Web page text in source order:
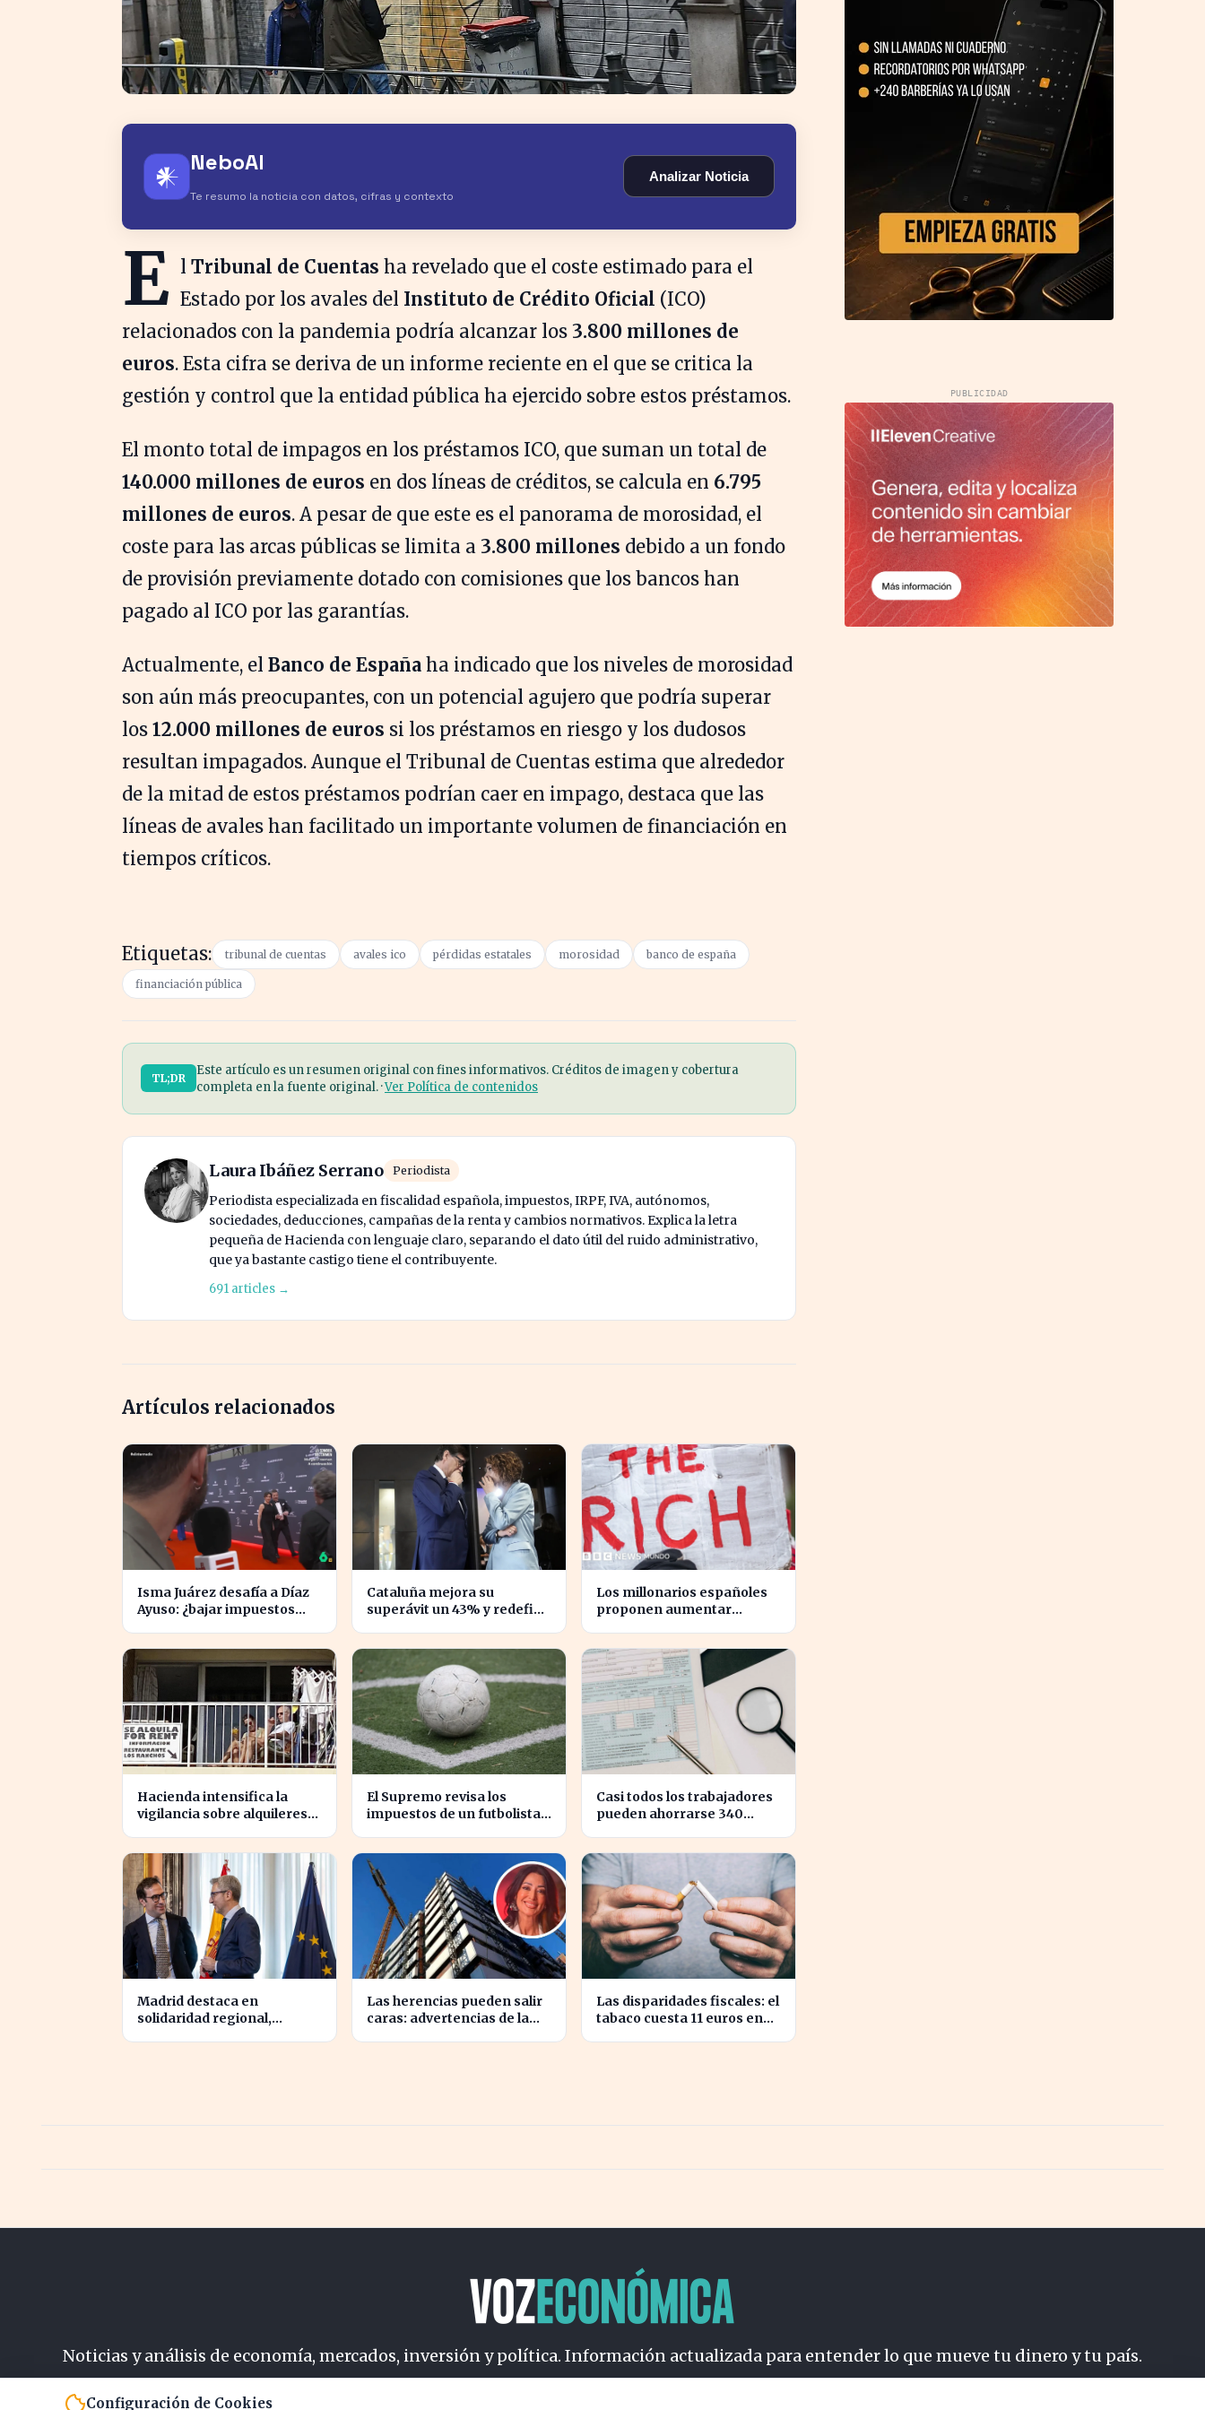
𒀭 NeboAI
Te resumo la noticia con datos, cifras y contexto
Analizar Noticia
E l Tribunal de Cuentas ha revelado que el coste estimado para el
Estado por los avales del Instituto de Crédito Oficial (ICO)
relacionados con la pandemia podría alcanzar los 3.800 millones de
euros. Esta cifra se deriva de un informe reciente en el que se critica la
gestión y control que la entidad pública ha ejercido sobre estos préstamos.
El monto total de impagos en los préstamos ICO, que suman un total de
140.000 millones de euros en dos líneas de créditos, se calcula en 6.795
millones de euros. A pesar de que este es el panorama de morosidad, el
coste para las arcas públicas se limita a 3.800 millones debido a un fondo
de provisión previamente dotado con comisiones que los bancos han
pagado al ICO por las garantías.
Actualmente, el Banco de España ha indicado que los niveles de morosidad
son aún más preocupantes, con un potencial agujero que podría superar
los 12.000 millones de euros si los préstamos en riesgo y los dudosos
resultan impagados. Aunque el Tribunal de Cuentas estima que alrededor
de la mitad de estos préstamos podrían caer en impago, destaca que las
líneas de avales han facilitado un importante volumen de financiación en
tiempos críticos.
Etiquetas: tribunal de cuentas avales ico pérdidas estatales morosidad banco de españa
financiación pública
TL;DR
Este artículo es un resumen original con fines informativos. Créditos de imagen y cobertura
completa en la fuente original. ·Ver Política de contenidos
Laura Ibáñez Serrano Periodista
Periodista especializada en fiscalidad española, impuestos, IRPF, IVA, autónomos,
sociedades, deducciones, campañas de la renta y cambios normativos. Explica la letra
pequeña de Hacienda con lenguaje claro, separando el dato útil del ruido administrativo,
que ya bastante castigo tiene el contribuyente.
691 articles →
Artículos relacionados
Isma Juárez desafía a Díaz
Ayuso: ¿bajar impuestos
Cataluña mejora su
superávit un 43% y redefine
Los millonarios españoles
proponen aumentar
Hacienda intensifica la
vigilancia sobre alquileres
El Supremo revisa los
impuestos de un futbolista
Casi todos los trabajadores
pueden ahorrarse 340
Madrid destaca en
solidaridad regional,
Las herencias pueden salir
caras: advertencias de la
Las disparidades fiscales: el
tabaco cuesta 11 euros en
PUBLICIDAD
Noticias y análisis de economía, mercados, inversión y política. Información actualizada para entender lo que mueve tu dinero y tu país.
Configuración de Cookies